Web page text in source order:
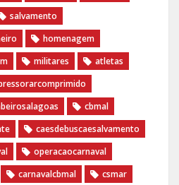
salvamento
homenagem
militares
atletas
cbmal
caesdebuscaesalvamento
operacaocarnaval
carnavalcbmal
csmar